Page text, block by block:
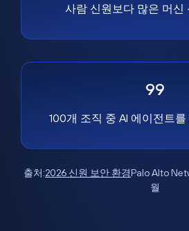
사람 신원보다 많은 머신
99
100개 조직 중 AI 에이전트
출처:2026 신원 보안 환경Palo Alto
월